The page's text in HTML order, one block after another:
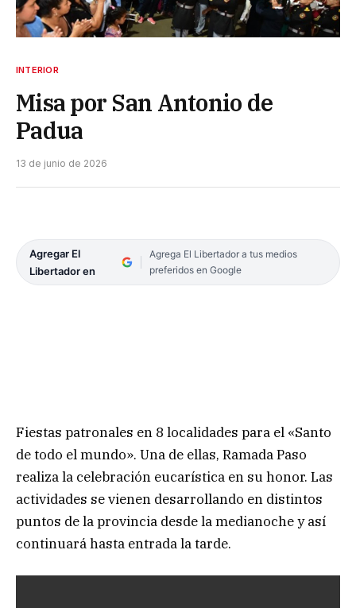
INTERIOR
Misa por San Antonio de
Padua
13 de junio de 2026
Agregar El
Libertador en
Agrega El Libertador a tus medios
preferidos en Google
Fiestas patronales en 8 localidades para el «Santo
de todo el mundo». Una de ellas, Ramada Paso
realiza la celebración eucarística en su honor. Las
actividades se vienen desarrollando en distintos
puntos de la provincia desde la medianoche y así
continuará hasta entrada la tarde.